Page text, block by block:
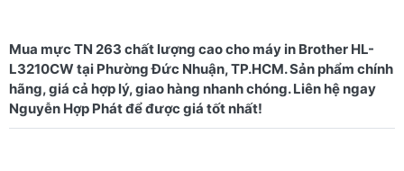
Mua mực TN 263 chất lượng cao cho máy in Brother HL-
L3210CW tại Phường Đức Nhuận, TP.HCM. Sản phẩm chính
hãng, giá cả hợp lý, giao hàng nhanh chóng. Liên hệ ngay